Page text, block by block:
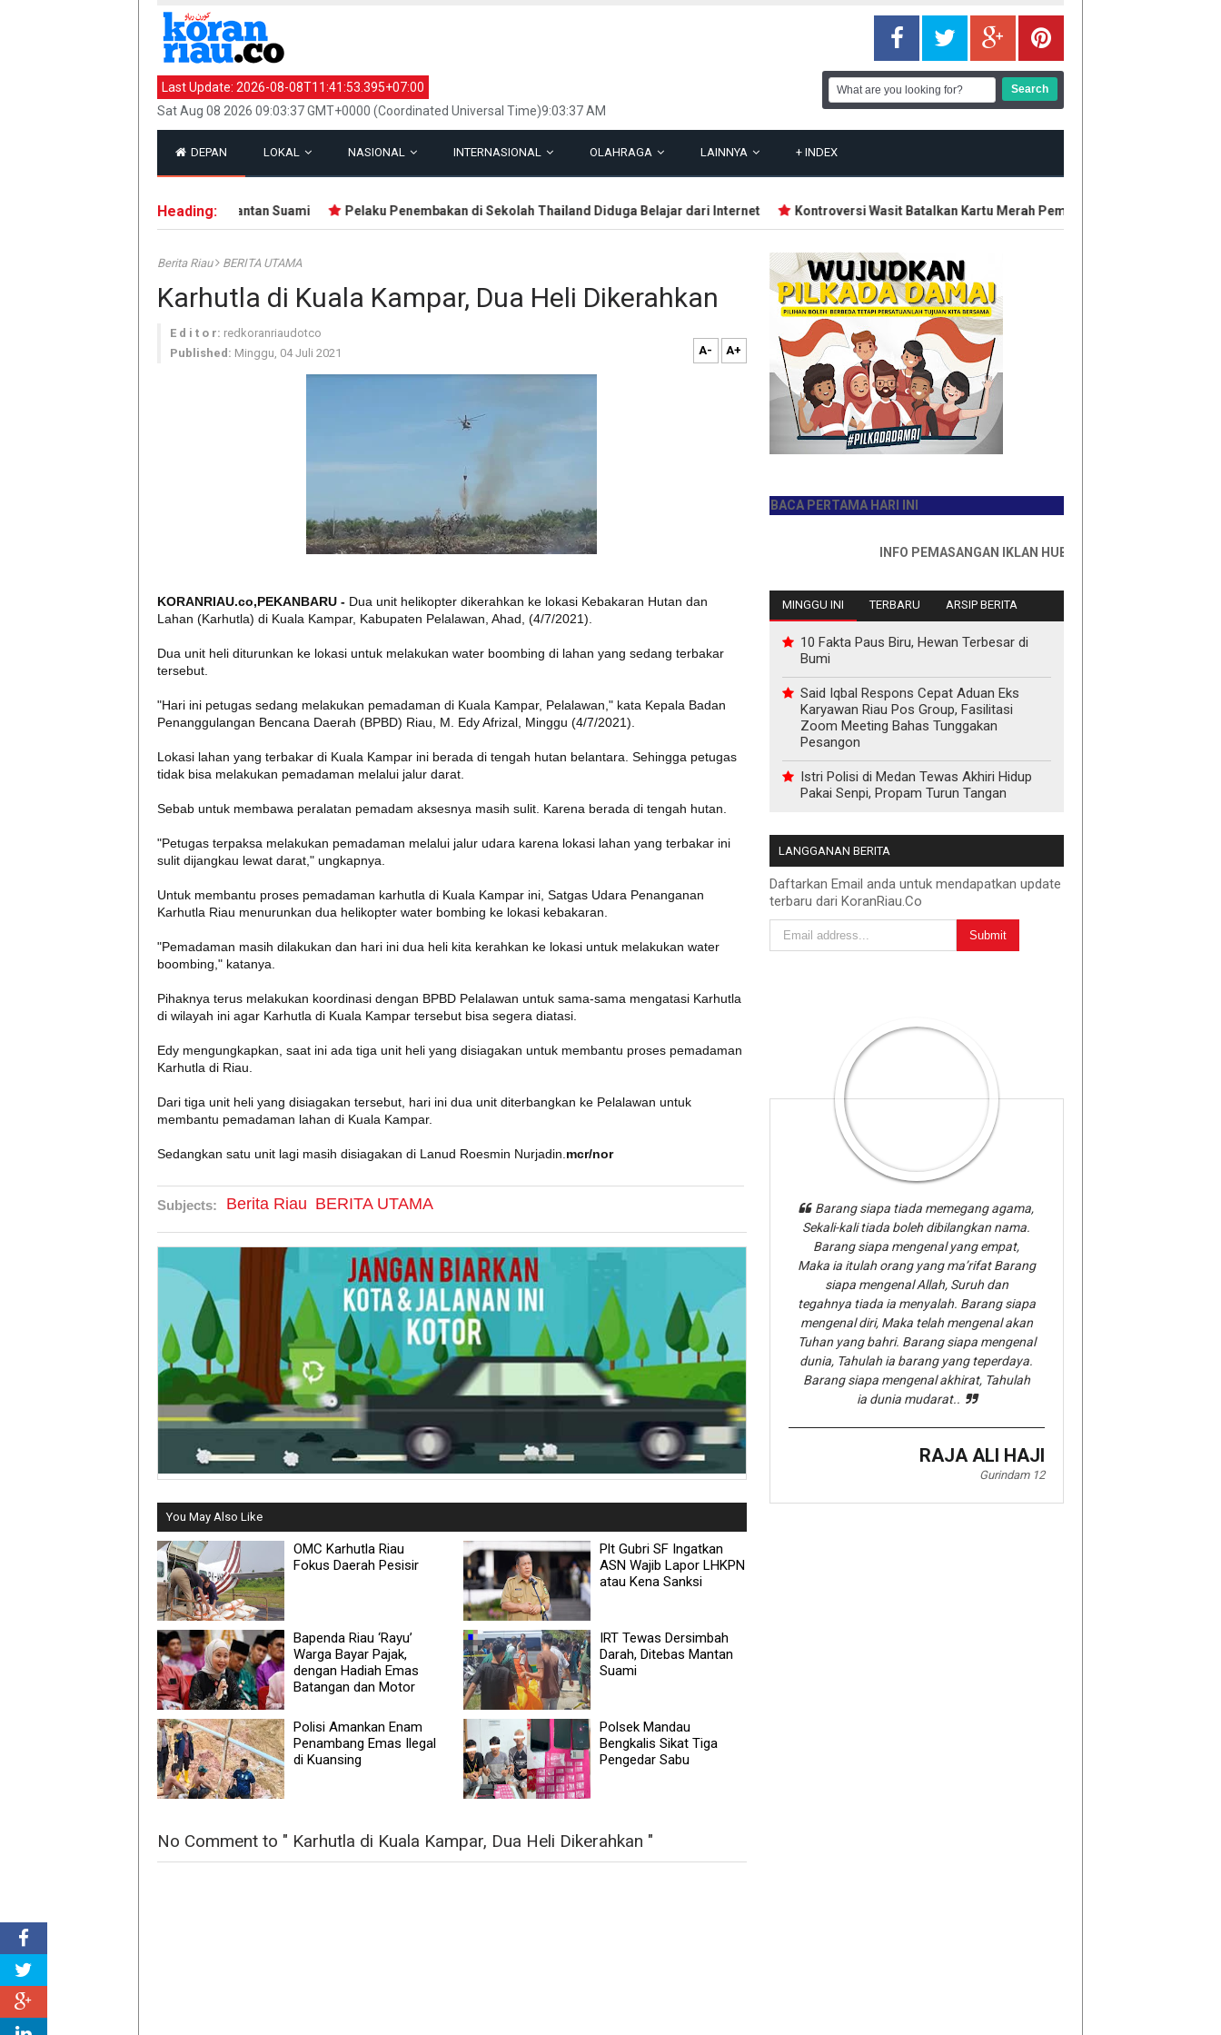
Last Update: 2026-08-08T11:41:53.395+07:00
Sat Aug 08 2026 09:03:37 GMT+0000 (Coordinated Universal Time)9:03:37 AM
DEPAN LOKAL NASIONAL INTERNASIONAL OLAHRAGA LAINNYA + INDEX
Heading:
Tewas Dersimbah Darah, Ditebas Mantan Suami Pelaku Penembakan di Sekolah Thailand Diduga Belajar dari Internet Kontroversi Wasit Batalkan Kartu Merah Pemain Singapura di Piala AFF
Berita Riau BERITA UTAMA
Karhutla di Kuala Kampar, Dua Heli Dikerahkan
E d i t o r: redkoranriaudotco
Published: Minggu, 04 Juli 2021 A- A+
KORANRIAU.co,PEKANBARU - Dua unit helikopter dikerahkan ke lokasi Kebakaran Hutan dan
Lahan (Karhutla) di Kuala Kampar, Kabupaten Pelalawan, Ahad, (4/7/2021).
Dua unit heli diturunkan ke lokasi untuk melakukan water boombing di lahan yang sedang terbakar
tersebut.
"Hari ini petugas sedang melakukan pemadaman di Kuala Kampar, Pelalawan," kata Kepala Badan
Penanggulangan Bencana Daerah (BPBD) Riau, M. Edy Afrizal, Minggu (4/7/2021).
Lokasi lahan yang terbakar di Kuala Kampar ini berada di tengah hutan belantara. Sehingga petugas
tidak bisa melakukan pemadaman melalui jalur darat.
Sebab untuk membawa peralatan pemadam aksesnya masih sulit. Karena berada di tengah hutan.
"Petugas terpaksa melakukan pemadaman melalui jalur udara karena lokasi lahan yang terbakar ini
sulit dijangkau lewat darat," ungkapnya.
Untuk membantu proses pemadaman karhutla di Kuala Kampar ini, Satgas Udara Penanganan
Karhutla Riau menurunkan dua helikopter water bombing ke lokasi kebakaran.
"Pemadaman masih dilakukan dan hari ini dua heli kita kerahkan ke lokasi untuk melakukan water
boombing," katanya.
Pihaknya terus melakukan koordinasi dengan BPBD Pelalawan untuk sama-sama mengatasi Karhutla
di wilayah ini agar Karhutla di Kuala Kampar tersebut bisa segera diatasi.
Edy mengungkapkan, saat ini ada tiga unit heli yang disiagakan untuk membantu proses pemadaman
Karhutla di Riau.
Dari tiga unit heli yang disiagakan tersebut, hari ini dua unit diterbangkan ke Pelalawan untuk
membantu pemadaman lahan di Kuala Kampar.
Sedangkan satu unit lagi masih disiagakan di Lanud Roesmin Nurjadin. mcr/nor
Subjects: Berita Riau BERITA UTAMA
You May Also Like
OMC Karhutla Riau
Fokus Daerah Pesisir
Plt Gubri SF Ingatkan
ASN Wajib Lapor LHKPN
atau Kena Sanksi
Bapenda Riau ‘Rayu’
Warga Bayar Pajak,
dengan Hadiah Emas
Batangan dan Motor
IRT Tewas Dersimbah
Darah, Ditebas Mantan
Suami
Polisi Amankan Enam
Penambang Emas Ilegal
di Kuansing
Polsek Mandau
Bengkalis Sikat Tiga
Pengedar Sabu
No Comment to " Karhutla di Kuala Kampar, Dua Heli Dikerahkan "
JADILAH PEMBACA PERTAMA HARI INI
INFO PEMASANGAN IKLAN HUB : 0811767335
MINGGU INI TERBARU ARSIP BERITA
10 Fakta Paus Biru, Hewan Terbesar di
Bumi
Said Iqbal Respons Cepat Aduan Eks
Karyawan Riau Pos Group, Fasilitasi
Zoom Meeting Bahas Tunggakan
Pesangon
Istri Polisi di Medan Tewas Akhiri Hidup
Pakai Senpi, Propam Turun Tangan
LANGGANAN BERITA
Daftarkan Email anda untuk mendapatkan update
terbaru dari KoranRiau.Co
Barang siapa tiada memegang agama,
Sekali-kali tiada boleh dibilangkan nama.
Barang siapa mengenal yang empat,
Maka ia itulah orang yang ma’rifat Barang
siapa mengenal Allah, Suruh dan
tegahnya tiada ia menyalah. Barang siapa
mengenal diri, Maka telah mengenal akan
Tuhan yang bahri. Barang siapa mengenal
dunia, Tahulah ia barang yang teperdaya.
Barang siapa mengenal akhirat, Tahulah
ia dunia mudarat..
RAJA ALI HAJI
Gurindam 12